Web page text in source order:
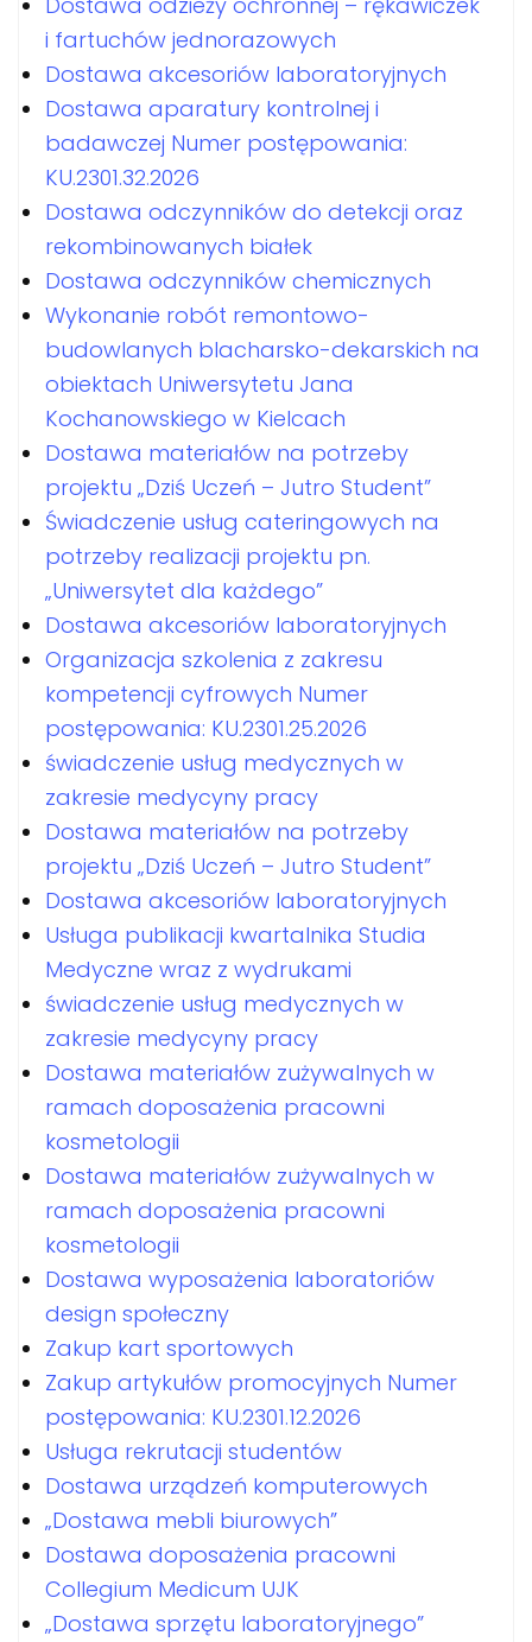
i fartuchów jednorazowych
Dostawa akcesoriów laboratoryjnych
Dostawa aparatury kontrolnej i
badawczej Numer postępowania:
KU.2301.32.2026
Dostawa odczynników do detekcji oraz
rekombinowanych białek
Dostawa odczynników chemicznych
Wykonanie robót remontowo-
budowlanych blacharsko-dekarskich na
obiektach Uniwersytetu Jana
Kochanowskiego w Kielcach
Dostawa materiałów na potrzeby
projektu „Dziś Uczeń – Jutro Student”
Świadczenie usług cateringowych na
potrzeby realizacji projektu pn.
„Uniwersytet dla każdego”
Dostawa akcesoriów laboratoryjnych
Organizacja szkolenia z zakresu
kompetencji cyfrowych Numer
postępowania: KU.2301.25.2026
świadczenie usług medycznych w
zakresie medycyny pracy
Dostawa materiałów na potrzeby
projektu „Dziś Uczeń – Jutro Student”
Dostawa akcesoriów laboratoryjnych
Usługa publikacji kwartalnika Studia
Medyczne wraz z wydrukami
świadczenie usług medycznych w
zakresie medycyny pracy
Dostawa materiałów zużywalnych w
ramach doposażenia pracowni
kosmetologii
Dostawa materiałów zużywalnych w
ramach doposażenia pracowni
kosmetologii
Dostawa wyposażenia laboratoriów
design społeczny
Zakup kart sportowych
Zakup artykułów promocyjnych Numer
postępowania: KU.2301.12.2026
Usługa rekrutacji studentów
Dostawa urządzeń komputerowych
„Dostawa mebli biurowych”
Dostawa doposażenia pracowni
Collegium Medicum UJK
„Dostawa sprzętu laboratoryjnego”